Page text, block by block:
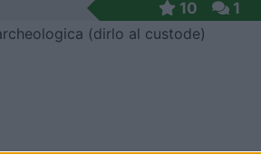
10
1
(dirlo al custode)